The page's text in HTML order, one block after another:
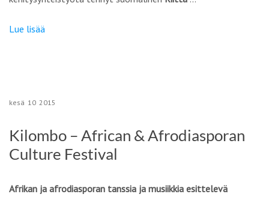
Lue lisää
kesä 10 2015
Kilombo – African & Afrodiasporan
Culture Festival
Afrikan ja afrodiasporan tanssia ja musiikkia esittelevä